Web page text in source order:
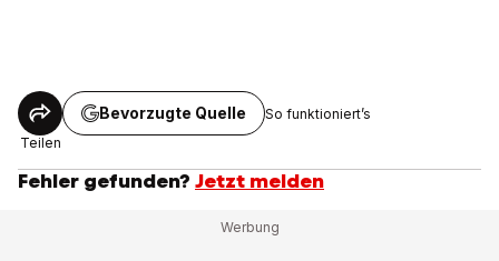
Teilen
Bevorzugte Quelle So funktioniert’s
Fehler gefunden? Jetzt melden